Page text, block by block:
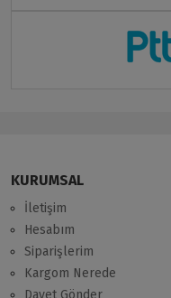
KURUMSAL
İletişim
Hesabım
Siparişlerim
Kargom Nerede
Davet Gönder